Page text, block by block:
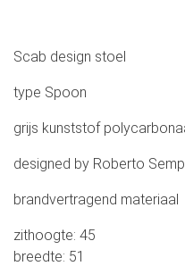
Scab design stoel
type Spoon
grijs kunststof
designed by Roberto
brandvertragend materiaal
zithoogte: 45
breedte: 51